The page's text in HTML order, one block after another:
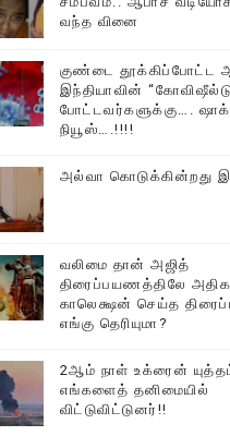
திரண்ட தமிழ்மக்கள்!!
வந்த வினை
குண்டை தூக்கிப்போட்ட
இந்தியாவின்
போட்டவர்களுக்கு…. ஷாக்
நியூஸ்….!!!!
அல்வா கொடுக்கின்றது
வலிமை தான் அஜித்
திரைப்பயணத்திலே அதிக
காலெக்ஷன் செய்த
எங்கு தெரியுமா?
2ஆம் நாள் உக்ரைன்
எங்களைத் தனிமையில்
விட்டுவிட்டுனர்!!